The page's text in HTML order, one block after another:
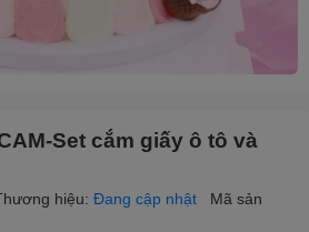
Set cắm giấy ô tô và
hiệu: Đang cập nhật
Mã sản